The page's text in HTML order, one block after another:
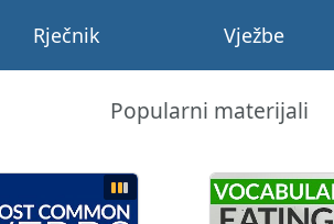
Rječnik Vježbe
Popularni materijali